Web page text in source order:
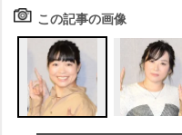
この記事の画像